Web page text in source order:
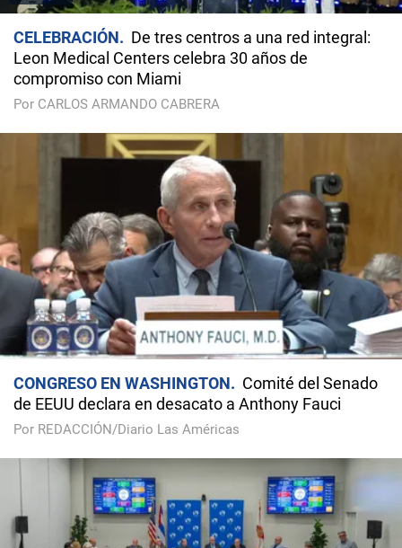
CELEBRACIÓN
De tres centros a una red integral:
Leon Medical Centers celebra 30 años de
compromiso con Miami
Por CARLOS ARMANDO CABRERA
CONGRESO EN WASHINGTON
Comité del Senado
de EEUU declara en desacato a Anthony Fauci
Por REDACCIÓN/Diario Las Américas